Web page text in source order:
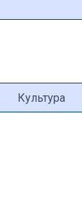
Культура